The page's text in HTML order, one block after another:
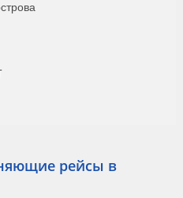
рейсы в